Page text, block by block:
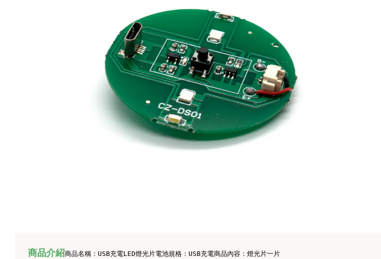
商品介紹商品名稱：USB充電LED燈光片電池規格：USB充電商品內容：燈光片一片